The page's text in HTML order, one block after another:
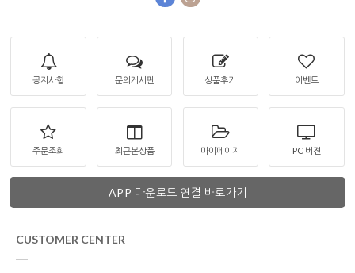
공지사항 문의게시판 상품후기 이벤트
주문조회 최근본상품 마이페이지 PC 버젼
APP 다운로드 연결 바로가기
CUSTOMER CENTER